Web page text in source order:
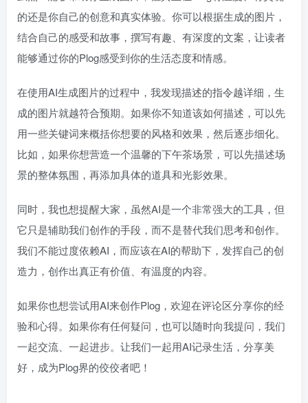
的还是你自己的创意和真实体验。你可以根据生成的图片，
结合自己的感受和故事，撰写有趣、有深度的文案，让读者
能够通过你的Plog感受到你的生活态度和情感。
在使用AI生成图片的过程中，我发现描述的指令越详细，生
成的图片就越符合预期。如果你不知道该如何描述，可以先
用一些关键词来概括你想要的风格和效果，然后逐步细化。
比如，如果你想营造一个温馨的下午茶场景，可以先描述场
景的整体氛围，再添加具体的道具和光影效果。
同时，我也想提醒大家，虽然AI是一个非常强大的工具，但
它只是辅助我们创作的手段，而不是替代我们思考和创作。
我们不能过度依赖AI，而应该在AI的帮助下，发挥自己的创
造力，创作出真正有价值、有温度的内容。
如果你也想尝试用AI来创作Plog，欢迎在评论区分享你的经
验和心得。如果你有任何疑问，也可以随时向我提问，我们
一起交流、一起进步。让我们一起用AI记录生活，分享美
好，成为Plog界的佼佼者吧！